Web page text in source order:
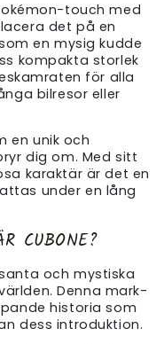
touch med
det på en
en mysig kudde
kompakta storlek
för alla
bilresor eller
en unik och
dig om. Med sitt
karaktär är det en
under en lång
CUBONE?
och mystiska
Denna mark-
historia som
dess introduktion.